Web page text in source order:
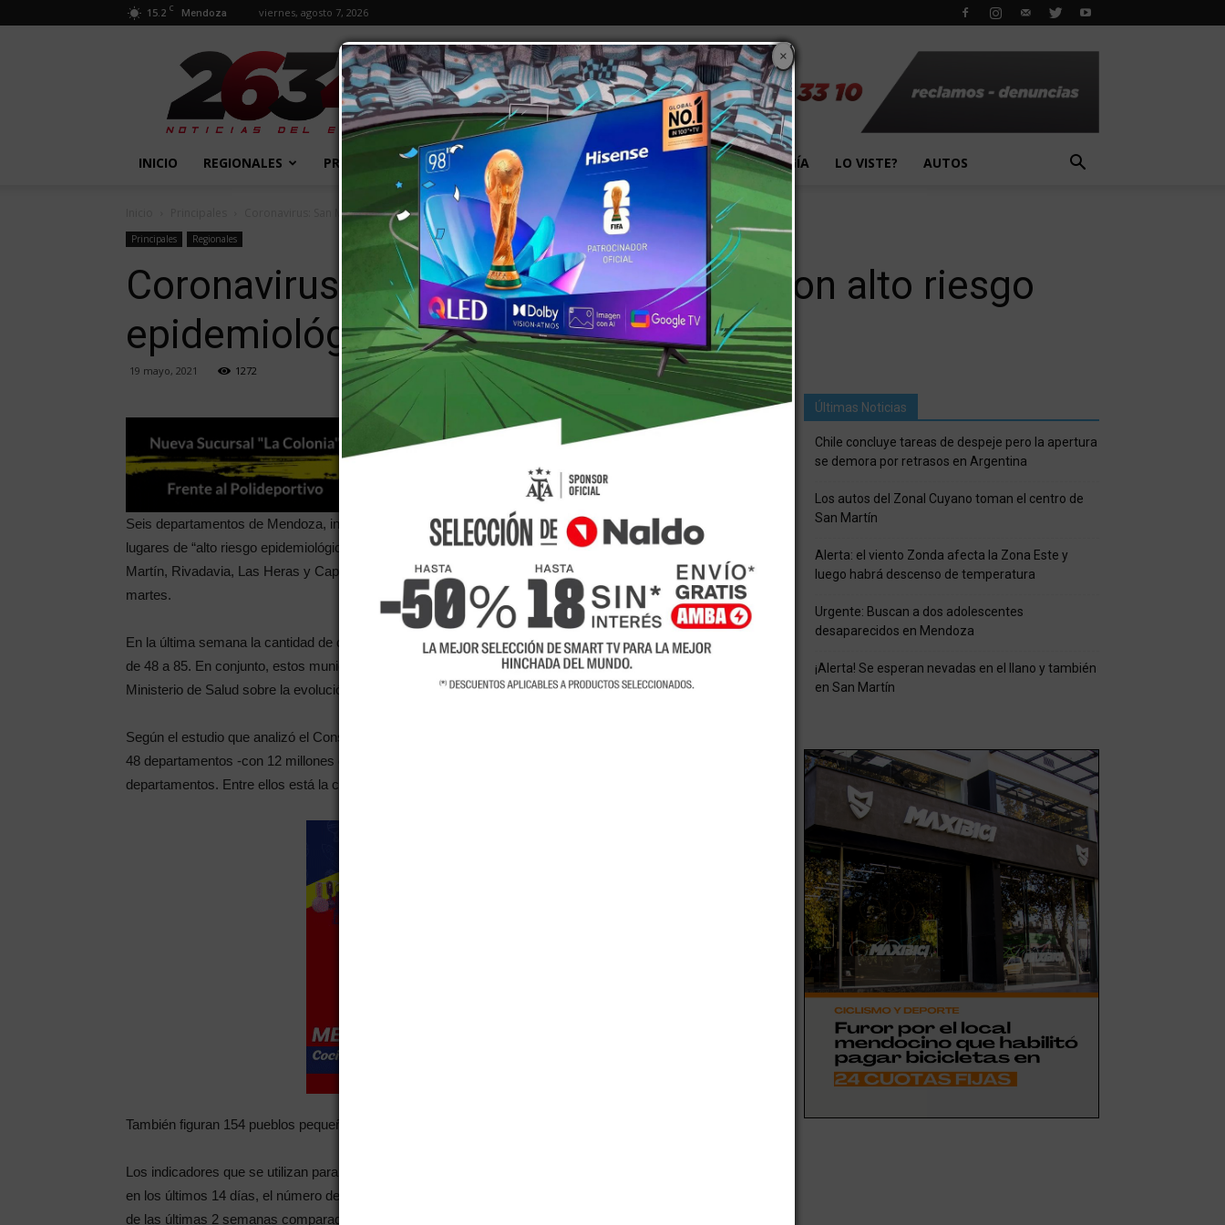
15.2 C Mendoza viernes, agosto 7, 2026
2634
Diario
INICIO REGIONALES PROVINCIALES EXTRA! MUNDO PAÍS EVENTOS TECNOLOGÍA LO VISTE? AUTOS
Coronavirus: San Martín y Rivadavia con alto riesgo epidemiológico
Principales Regionales
Coronavirus: San Martín y Rivadavia con alto riesgo
epidemiológico
19 mayo, 2021 1272
Seis departamentos de Mendoza, incluida su capital, fueron reportados por el gobierno nacional como
lugares de “alto riesgo epidemiológico” por el aumento de casos de COVID-19. Luján, Godoy Cruz, San
Martín, Rivadavia, Las Heras y Capital son los lugares mencionados en un informe especial difundido este
martes.
En la última semana la cantidad de departamentos en “alto riesgo” epidemiológico en todo el país pasaron
de 48 a 85. En conjunto, estos municipios abarcan a 25 millones de personas, según un informe del
Ministerio de Salud sobre la evolución del riesgo epidemiológico en todo el país.
Según el estudio que analizó el Consejo Federal de Salud (Cofesa) en su última reunión, hace 7 días había
48 departamentos -con 12 millones de personas- en “alto riesgo” y actualmente esa cifra se elevó a 85
departamentos. Entre ellos está la ciudad de Buenos Aires y otras 13 jurisdicciones.
También figuran 154 pueblos pequeños, con menos de 50 casos de Covid.
Los indicadores que se utilizan para decir que un departamento tiene “alto riego” son la incidencia de casos
en los últimos 14 días, el número de casos cada 100 mil habitantes y la razón de casos, es decir los casos
de las últimas 2 semanas comparado con los casos en las 2 semanas anteriores.
×
Últimas Noticias
Chile concluye tareas de despeje pero la apertura
se demora por retrasos en Argentina
Los autos del Zonal Cuyano toman el centro de
San Martín
Alerta: el viento Zonda afecta la Zona Este y
luego habrá descenso de temperatura
Urgente: Buscan a dos adolescentes
desaparecidos en Mendoza
¡Alerta! Se esperan nevadas en el llano y también
en San Martín